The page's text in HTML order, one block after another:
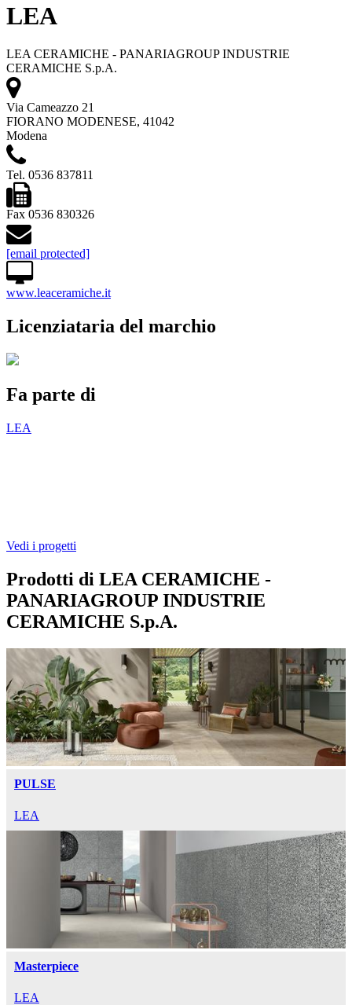
LEA
LEA CERAMICHE - PANARIAGROUP INDUSTRIE
CERAMICHE S.p.A.
Via Cameazzo 21
FIORANO MODENESE, 41042
Modena
Tel. 0536 837811
Fax 0536 830326
[email protected]
www.leaceramiche.it
Licenziataria del marchio
Fa parte di
LEA
Vedi i progetti
Prodotti di LEA CERAMICHE -
PANARIAGROUP INDUSTRIE
CERAMICHE S.p.A.
PULSE
LEA
Masterpiece
LEA